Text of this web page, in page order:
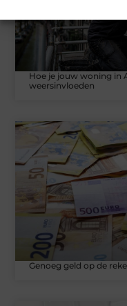
Hoe je jouw woning in
weersinvloeden
Genoeg geld op de